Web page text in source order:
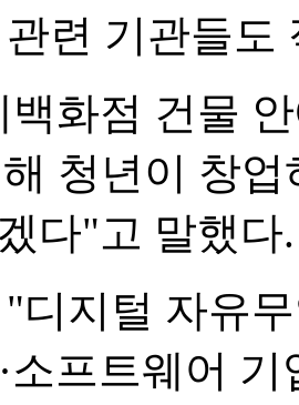
련 기관들도
백화점 건물
청년이 창
다"고 말했다.
디지털 자유
소프트웨어